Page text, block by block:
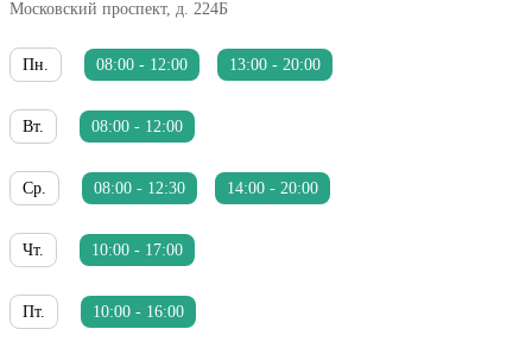
Московский проспект, д. 224Б
Пн. 08:00 - 12:00 13:00 - 20:00
Вт. 08:00 - 12:00
Ср. 08:00 - 12:30 14:00 - 20:00
Чт. 10:00 - 17:00
Пт. 10:00 - 16:00